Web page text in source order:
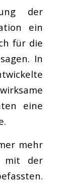
der
ein
für die
In
eine
mehr
mit der